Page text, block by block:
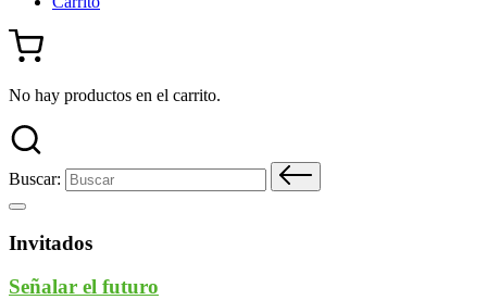
No hay productos en el carrito.
Buscar:
Invitados
Señalar el futuro